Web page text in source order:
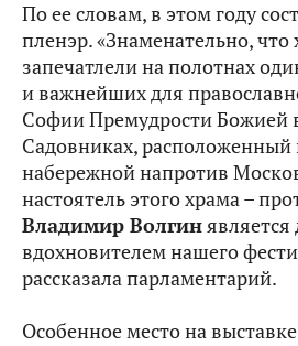
По ее словам, в этом году
пленэр. «Знаменательно,
запечатлели на полотнах
и важнейших для
Софии Премудрости Божией
Садовниках,
набережной напротив
настоятель этого храма –
Владимир Волгин
вдохновителем нашего
рассказала парламентарий.
Особенное место на